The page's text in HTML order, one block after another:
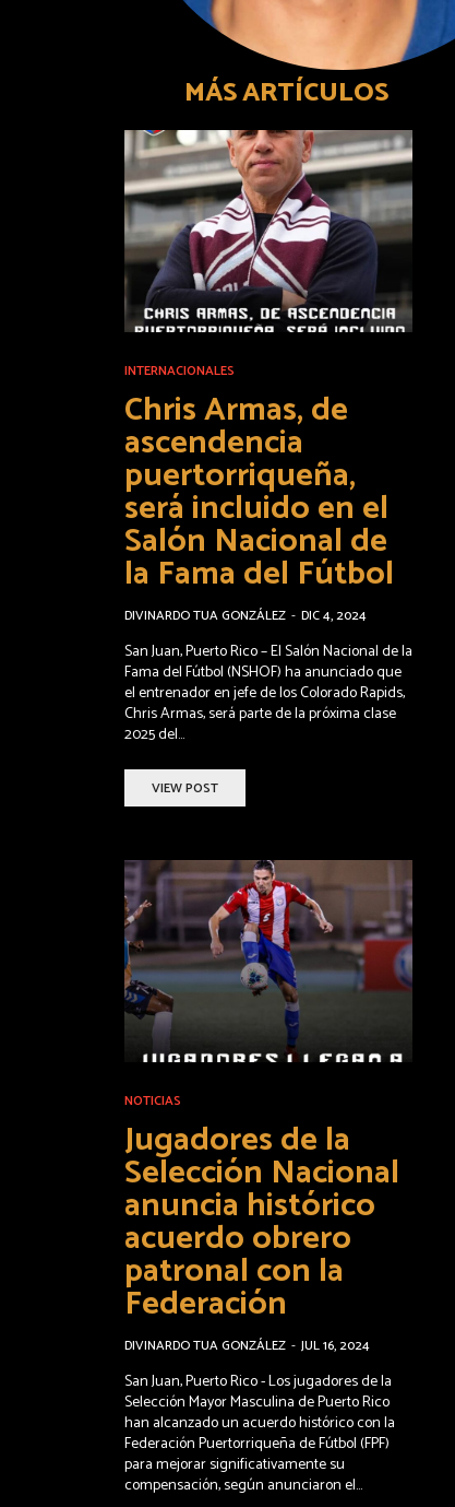
MÁS ARTÍCULOS
INTERNACIONALES
Chris Armas, de
ascendencia
puertorriqueña,
será incluido en el
Salón Nacional de
la Fama del Fútbol
DIVINARDO TUA GONZÁLEZ - DIC 4, 2024
San Juan, Puerto Rico – El Salón Nacional de la
Fama del Fútbol (NSHOF) ha anunciado que
el entrenador en jefe de los Colorado Rapids,
Chris Armas, será parte de la próxima clase
2025 del...
VIEW POST
NOTICIAS
Jugadores de la
Selección Nacional
anuncia histórico
acuerdo obrero
patronal con la
Federación
DIVINARDO TUA GONZÁLEZ - JUL 16, 2024
San Juan, Puerto Rico - Los jugadores de la
Selección Mayor Masculina de Puerto Rico
han alcanzado un acuerdo histórico con la
Federación Puertorriqueña de Fútbol (FPF)
para mejorar significativamente su
compensación, según anunciaron el...